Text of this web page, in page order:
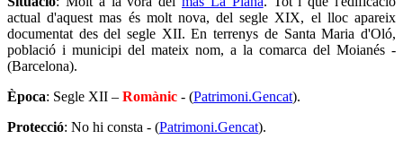
actual d'aquest mas és molt nova, del segle XIX, el lloc apareix
documentat des del segle XII. En terrenys de Santa Maria d'Oló,
població i municipi del mateix nom, a la comarca del Moianés -
(Barcelona).
Època: Segle XII – Romànic - (Patrimoni.Gencat).
Protecció: No hi consta - (Patrimoni.Gencat).